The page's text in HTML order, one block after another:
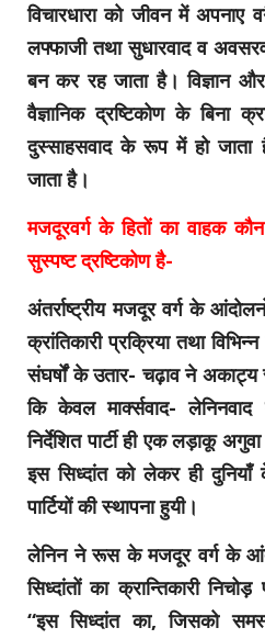
विचारधारा को जीवन में अपनाए
लफ्फाजी तथा सुधारवाद व
बन कर रह जाता है। विज्ञान
वैज्ञानिक द्रष्टिकोण के बिना
दुस्साहसवाद के रूप में हो
जाता है।
मजदूरवर्ग के हितों का वाहक
सुस्पष्ट द्रष्टिकोण है-
अंतर्राष्ट्रीय मजदूर वर्ग के
क्रांतिकारी प्रक्रिया तथा
संघर्षों के उतार- चढ़ाव ने
कि केवल मार्क्सवाद- लेनिनवाद
निर्देशित पार्टी ही एक लड़ाकू
इस सिध्दांत को लेकर ही दुनियाँ
पार्टियों की स्थापना हुयी।
लेनिन ने रूस के मजदूर वर्ग के
सिध्दांतों का क्रान्तिकारी
“इस सिध्दांत का, जिसको